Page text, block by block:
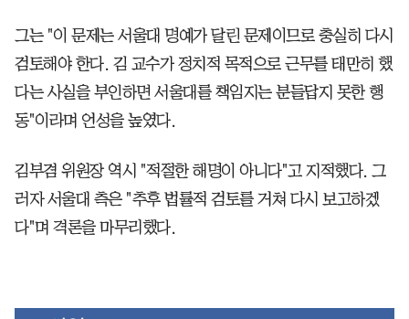
그는 "이 문제는 서울대 명예가 달린 문제이므로 충실히 다시
검토해야 한다. 김 교수가 정치적 목적으로 근무를 태만히 했
다는 사실을 부인하면 서울대를 책임지는 분들답지 못한 행
동"이라며 언성을 높였다.
김부겸 위원장 역시 "적절한 해명이 아니다"고 지적했다. 그
러자 서울대 측은 "추후 법률적 검토를 거쳐 다시 보고하겠
다"며 격론을 마무리했다.